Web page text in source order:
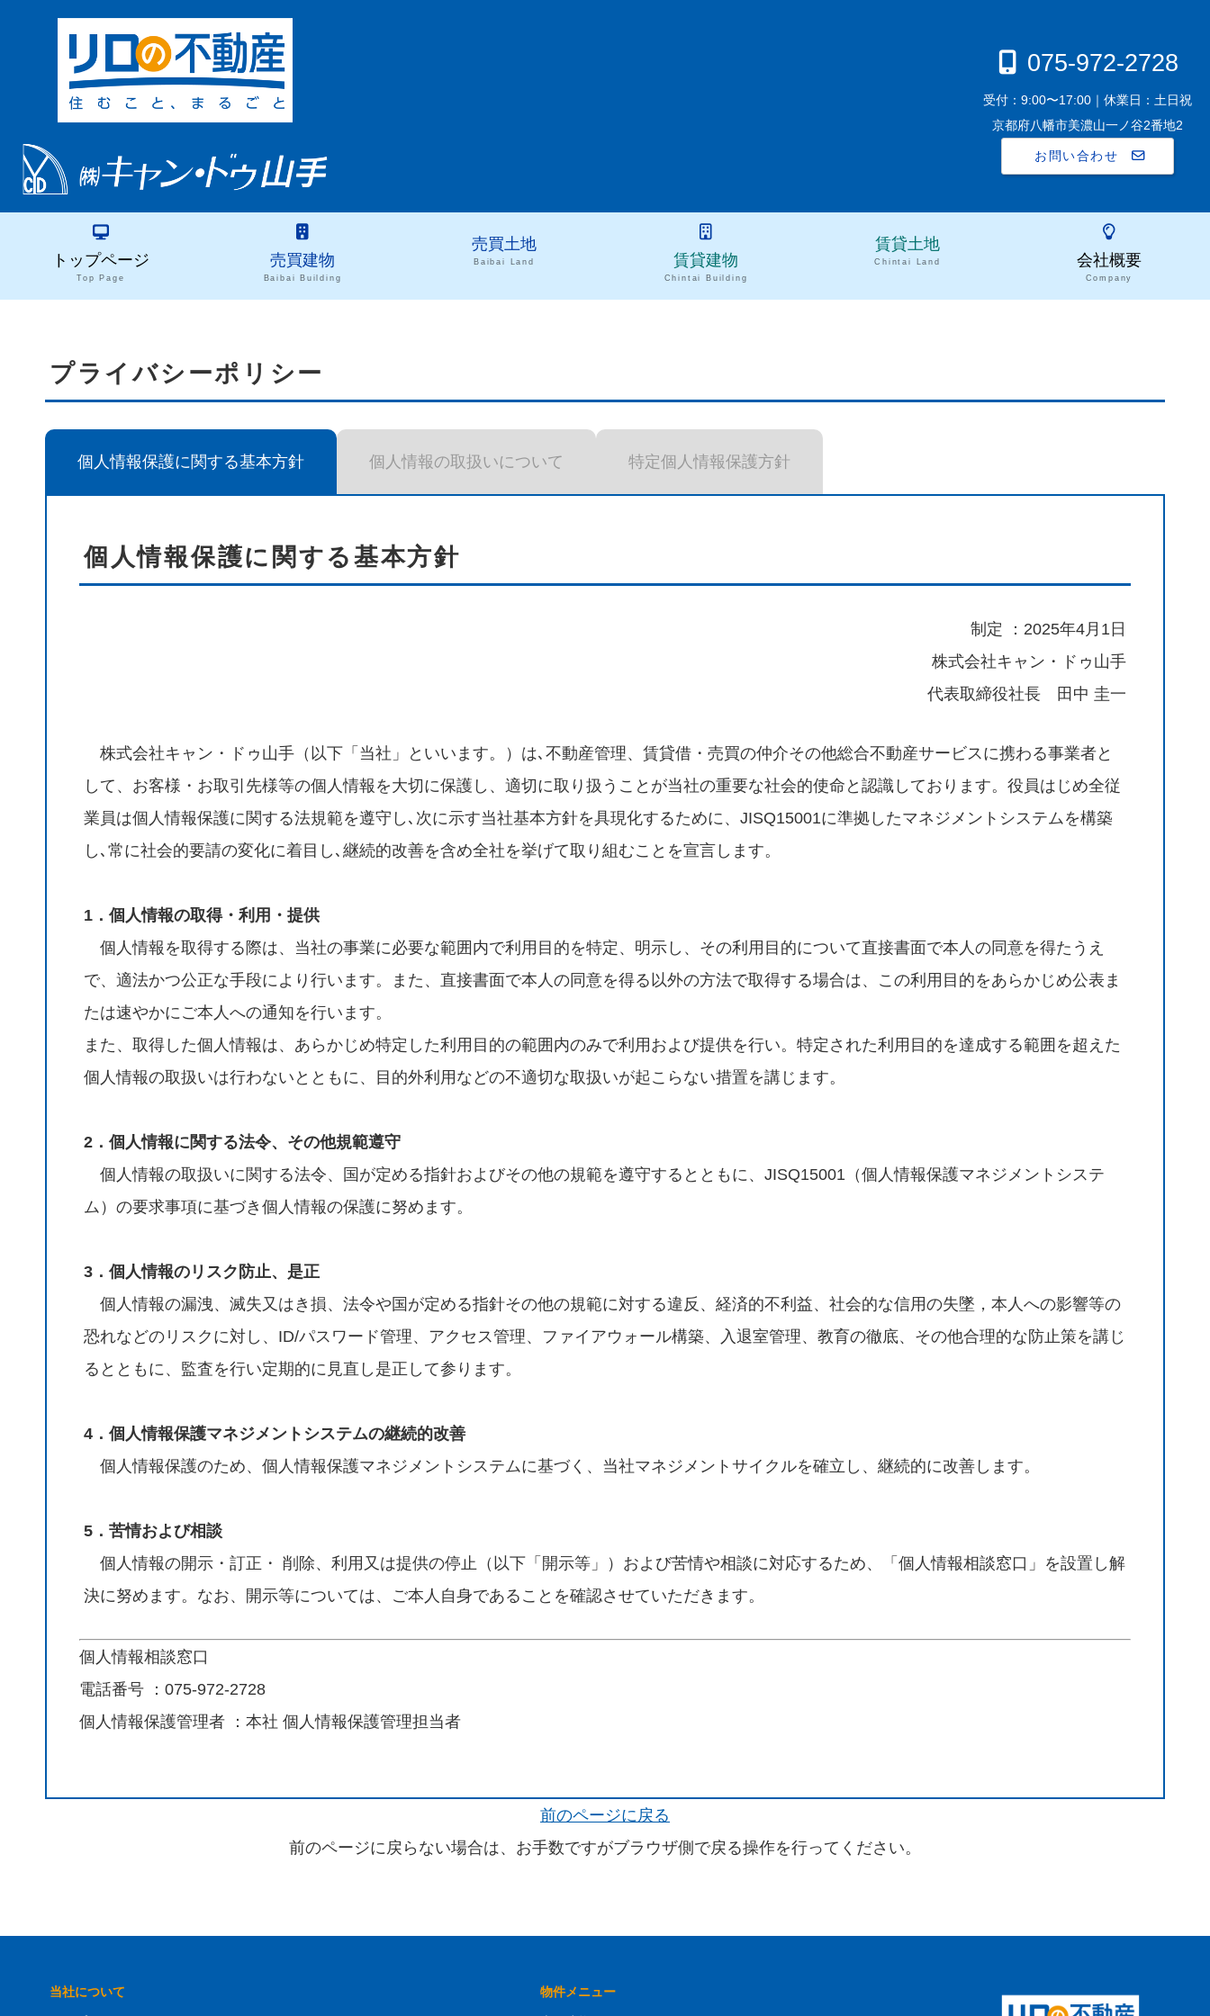
075-972-2728
受付：9:00〜17:00｜休業日：土日祝
京都府八幡市美濃山一ノ谷2番地2
お問い合わせ
トップページ
Top Page
売買建物
Baibai Building
売買土地
Baibai Land 賃貸建物
Chintai Building
賃貸土地
Chintai Land 会社概要
Company
プライバシーポリシー
個人情報保護に関する基本方針 個人情報の取扱いについて 特定個人情報保護方針
個人情報保護に関する基本方針
制定 ：2025年4月1日
株式会社キャン・ドゥ山手
代表取締役社長 田中 圭一
株式会社キャン・ドゥ山手（以下「当社」といいます。）は､不動産管理、賃貸借・売買の仲介その他総合不動産サービスに携わる事業者と
して、お客様・お取引先様等の個人情報を大切に保護し、適切に取り扱うことが当社の重要な社会的使命と認識しております。役員はじめ全従
業員は個人情報保護に関する法規範を遵守し､次に示す当社基本方針を具現化するために、JISQ15001に準拠したマネジメントシステムを構築
し､常に社会的要請の変化に着目し､継続的改善を含め全社を挙げて取り組むことを宣言します。
1．個人情報の取得・利用・提供
個人情報を取得する際は、当社の事業に必要な範囲内で利用目的を特定、明示し、その利用目的について直接書面で本人の同意を得たうえ
で、適法かつ公正な手段により行います。また、直接書面で本人の同意を得る以外の方法で取得する場合は、この利用目的をあらかじめ公表ま
たは速やかにご本人への通知を行います。
また、取得した個人情報は、あらかじめ特定した利用目的の範囲内のみで利用および提供を行い。特定された利用目的を達成する範囲を超えた
個人情報の取扱いは行わないとともに、目的外利用などの不適切な取扱いが起こらない措置を講じます。
2．個人情報に関する法令、その他規範遵守
個人情報の取扱いに関する法令、国が定める指針およびその他の規範を遵守するとともに、JISQ15001（個人情報保護マネジメントシステ
ム）の要求事項に基づき個人情報の保護に努めます。
3．個人情報のリスク防止、是正
個人情報の漏洩、滅失又はき損、法令や国が定める指針その他の規範に対する違反、経済的不利益、社会的な信用の失墜，本人への影響等の
恐れなどのリスクに対し、ID/パスワード管理、アクセス管理、ファイアウォール構築、入退室管理、教育の徹底、その他合理的な防止策を講じ
るとともに、監査を行い定期的に見直し是正して参ります。
4．個人情報保護マネジメントシステムの継続的改善
個人情報保護のため、個人情報保護マネジメントシステムに基づく、当社マネジメントサイクルを確立し、継続的に改善します。
5．苦情および相談
個人情報の開示・訂正・ 削除、利用又は提供の停止（以下「開示等」）および苦情や相談に対応するため、「個人情報相談窓口」を設置し解
決に努めます。なお、開示等については、ご本人自身であることを確認させていただきます。
個人情報相談窓口
電話番号 ：075-972-2728
個人情報保護管理者 ：本社 個人情報保護管理担当者
前のページに戻る
前のページに戻らない場合は、お手数ですがブラウザ側で戻る操作を行ってください。
当社について 物件メニュー